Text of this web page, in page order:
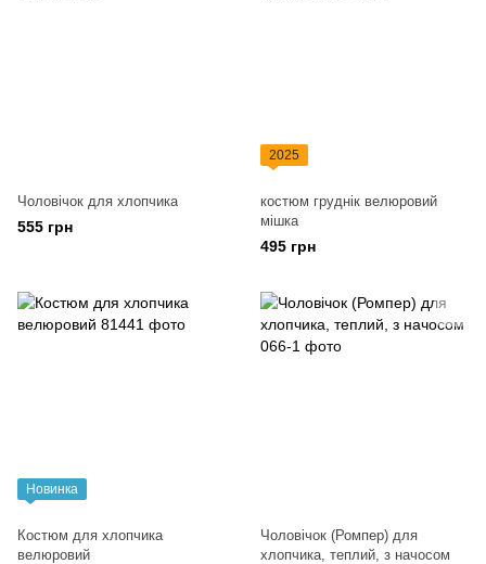
Чоловічок для хлопчика
555 грн
2025
костюм груднік велюровий
мішка
495 грн
Новинка
Костюм для хлопчика
велюровий
Чоловічок (Ромпер) для
хлопчика, теплий, з начосом